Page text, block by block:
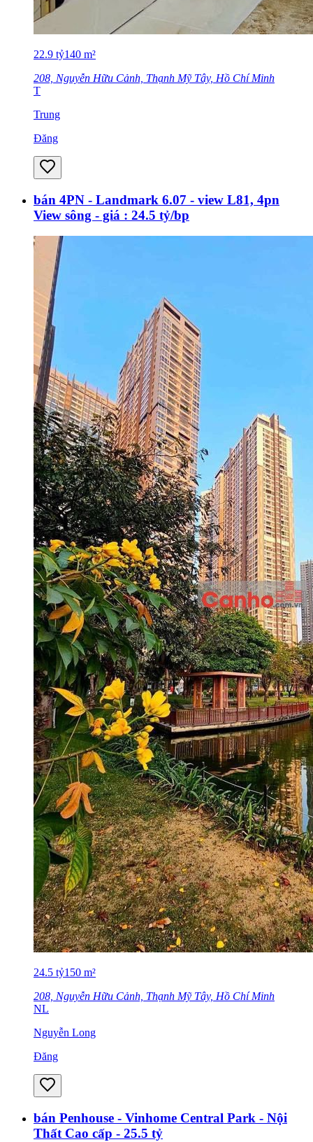
22.9 tỷ140 m²
208, Nguyễn Hữu Cảnh, Thạnh Mỹ Tây, Hồ Chí Minh
T
Trung
Đăng
bán 4PN - Landmark 6.07 - view L81, 4pn
View sông - giá : 24.5 tỷ/bp
24.5 tỷ150 m²
208, Nguyễn Hữu Cảnh, Thạnh Mỹ Tây, Hồ Chí Minh
NL
Nguyễn Long
Đăng
bán Penhouse - Vinhome Central Park - Nội
Thất Cao cấp - 25.5 tỷ